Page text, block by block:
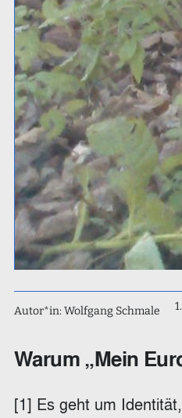
Autor*in: Wolfgang Schmale
Warum „Mein
[1] Es geht um